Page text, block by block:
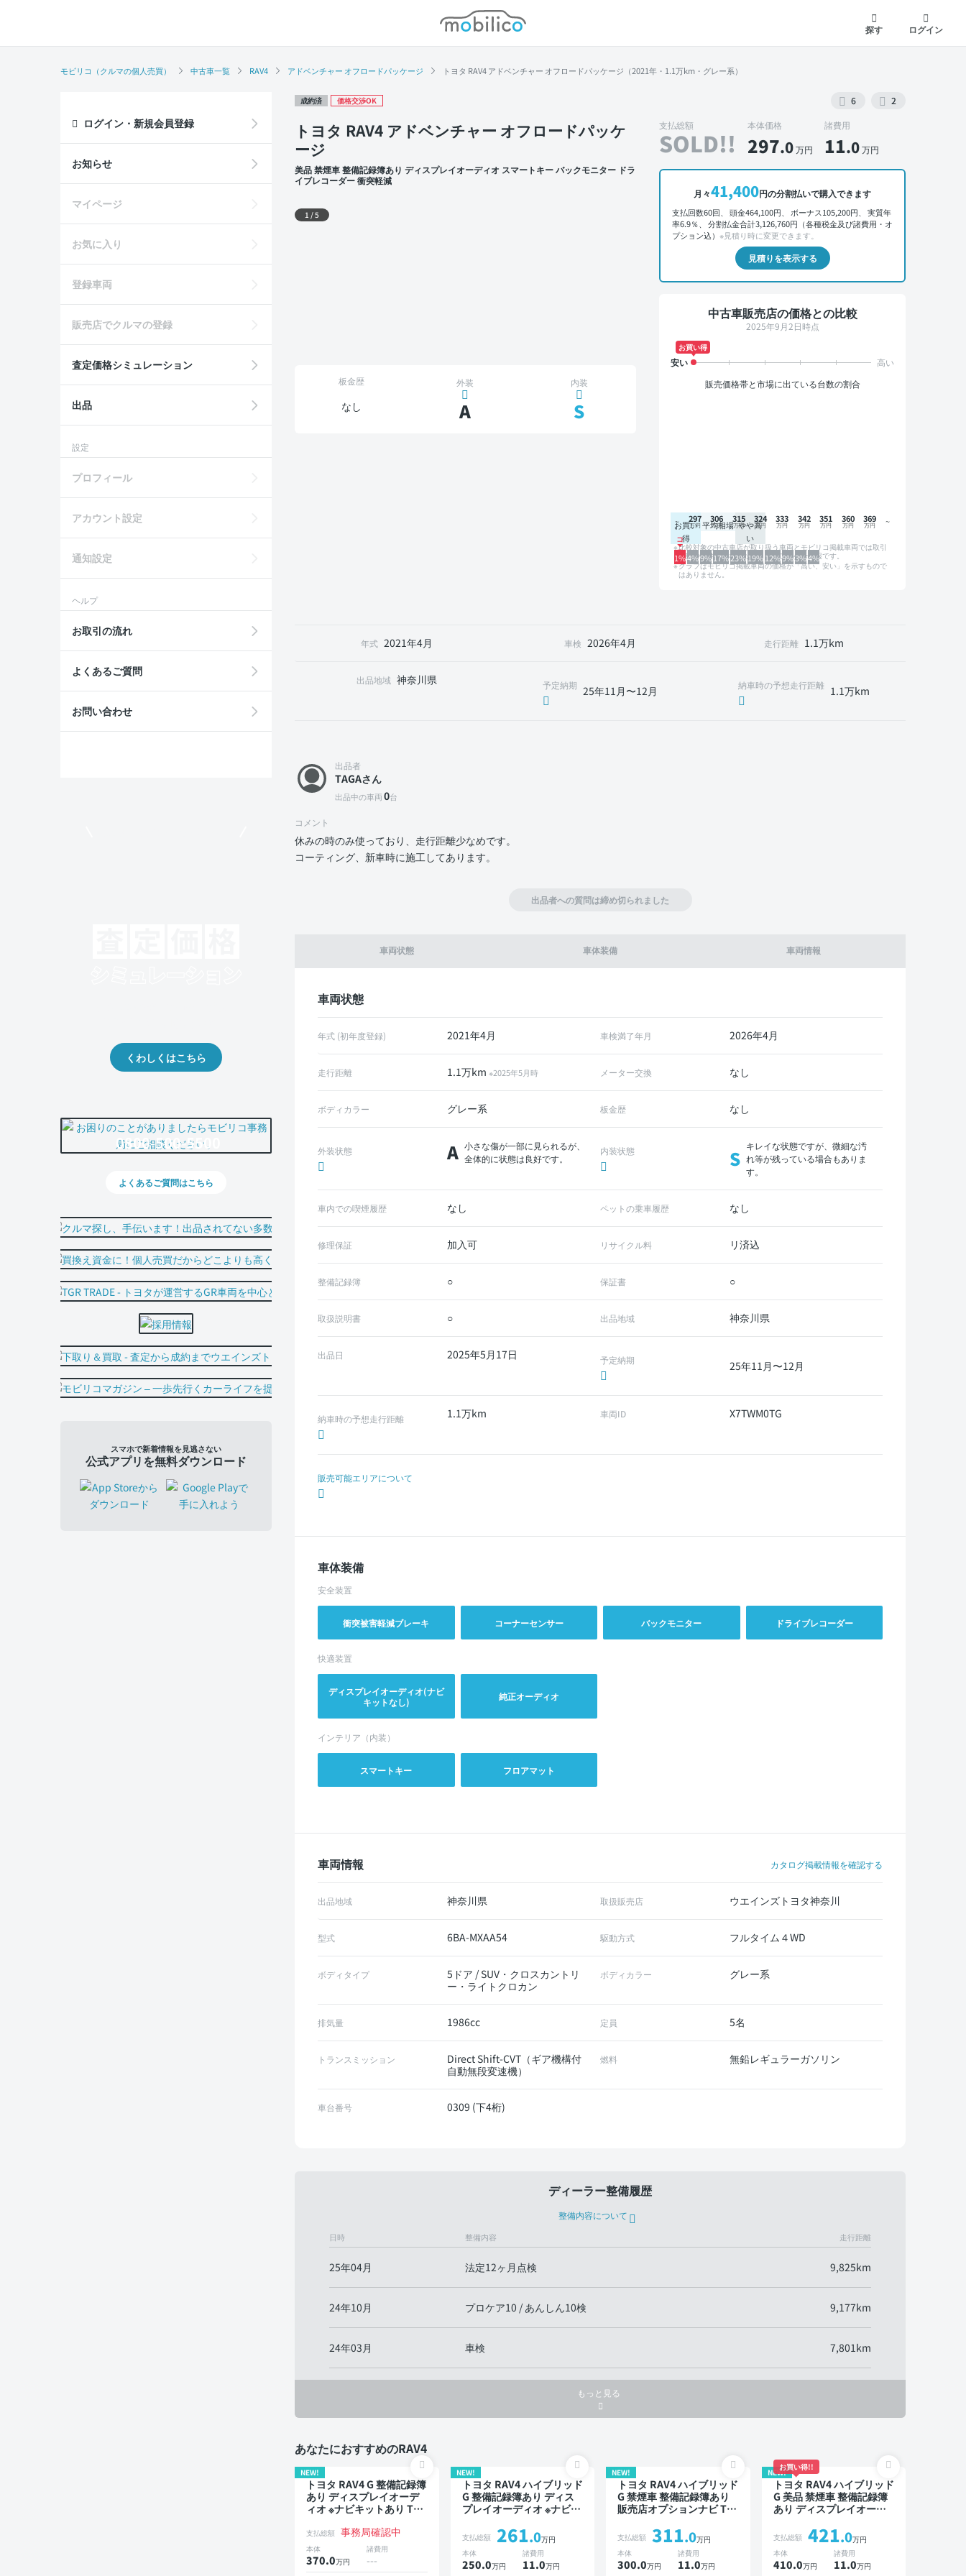
モビリコ
探す
ログイン
モビリコ（クルマの個人売買） 中古車一覧 RAV4 アドベンチャー オフロードパッケージ トヨタ RAV4 アドベンチャー オフロードパッケージ（2021年・1.1万km・グレー系）
成約済 価格交渉OK 6 2
トヨタ RAV4 アドベンチャー オフロードパッケ
ージ
美品 禁煙車 整備記録簿あり ディスプレイオーディオ スマートキー バックモニター ドラ
イブレコーダー 衝突軽減
外装 左前
1 /5
支払総額
SOLD!!
本体価格
297.0万円
諸費用
11.0万円
月々41,400円の分割払いで購入できます
支払回数60回、 頭金464,100円、 ボーナス105,200円、 実質年
率6.9％、 分割払金合計3,126,760円（各種税金及び諸費用・オ
プション込） ※見積り時に変更できます。
見積りを表示する
中古車販売店の価格との比較
2025年9月2日時点
お買い得
販売価格帯と市場に出ている台数の割合
お買い
得
平均相場 やや高
い
1%4%9%17%23%19%12%9%3%4%
297 306 315 324 333 342 351 360 369
比較対象の中古車店が取り扱う車両とモビリコ掲載車両では取引
形態や条件が異なるため、グラフは参考情報です。
グラフはモビリコ掲載車両の価格が「高い、安い」を示すもので
はありません。
板金歴
なし
外装
A
内装
S
年式 2021年4月 車検 2026年4月 走行距離 1.1万km
出品地域 神奈川県 予定納期 25年11月〜12月 納車時の予想走行距離 1.1万km
車両状態 車体装備 車両情報
車両状態
年式 (初年度登録) 2021年4月 車検満了年月 2026年4月
走行距離 1.1万km ※2025年5月時 メーター交換 なし
ボディカラー グレー系 板金歴 なし
外装状態 A 小さな傷が一部に見られるが、
全体的に状態は良好です。
内装状態 S
キレイな状態ですが、微細な汚
れ等が残っている場合もありま
す。
車内での喫煙履歴 なし ペットの乗車履歴 なし
修理保証 加入可 リサイクル料 リ済込
整備記録簿 ○ 保証書 ○
取扱説明書 ○ 出品地域 神奈川県
出品日 2025年5月17日 予定納期 25年11月〜12月
納車時の予想走行距離 1.1万km 車両ID X7TWM0TG
販売可能エリアについて
車体装備
安全装置
衝突被害軽減ブレーキ コーナーセンサー バックモニター ドライブレコーダー
快適装置
ディスプレイオーディオ(ナビ
キットなし)
純正オーディオ
インテリア（内装）
スマートキー フロアマット
車両情報 カタログ掲載情報を確認する
出品地域 神奈川県 取扱販売店 ウエインズトヨタ神奈川
型式 6BA-MXAA54 駆動方式 フルタイム４WD
ボディタイプ
5ドア / SUV・クロスカントリ
ー・ライトクロカン
ボディカラー グレー系
排気量 1986cc 定員 5名
トランスミッション
Direct Shift-CVT（ギア機構付
自動無段変速機）
燃料 無鉛レギュラーガソリン
車台番号 0309 (下4桁)
出品者
TAGAさん
出品中の車両0台
コメント
休みの時のみ使っており、走行距離少なめです。
コーティング、新車時に施工してあります。
出品者への質問は締め切られました
ディーラー整備履歴
整備内容について
日時 整備内容 走行距離
25年04月 法定12ヶ月点検 9,825km
24年10月 プロケア10 / あんしん10検 9,177km
24年03月 車検 7,801km
もっと見る
あなたにおすすめのRAV4
NEW!
トヨタ RAV4 G 整備記録簿
あり ディスプレイオーデ
ィオ ※ナビキットあり TV
ー オートクルーズ スマー
トキー ETC 電動バックド
ア バックモニター 全方位
カメラ ドライブレコーダ
支払総額 事務局確認中
本体
370.0万円
諸費用
---
NEW!
トヨタ RAV4 ハイブリッド
G 整備記録簿あり ディス
プレイオーディオ ※ナビキ
ットモニター オートクル
ーズ スマートキー ETC 電
動バックドア バックモニ
ター 全方位カメラ ドライ
支払総額 261.0万円
本体
250.0万円
諸費用
11.0万円
NEW!
トヨタ RAV4 ハイブリッド
G 禁煙車 整備記録簿あり
販売店オプションナビ TV
ー デジタルインナーミラ
ー オートクルーズ スマー
トキー ETC サンルーフ 電
動バックドア バックモニ
支払総額 311.0万円
本体
300.0万円
諸費用
11.0万円
NEW!
お買い得!!
トヨタ RAV4 ハイブリッド
G 美品 禁煙車 整備記録簿
あり ディスプレイオーデ
トモニター デジタルイン
ナーミラー オートクルー
ズ スマートキー ETC バッ
クモニター 全方位カメラ
支払総額 421.0万円
本体
410.0万円
諸費用
11.0万円
ログイン・新規会員登録
お知らせ
マイページ
お気に入り
登録車両
販売店でクルマの登録
査定価格シミュレーション
出品
設定
プロフィール
アカウント設定
通知設定
ヘルプ
お取引の流れ
よくあるご質問
お問い合わせ
くわしくはこちら
0800-500-5500
よくあるご質問はこちら
スマホで新着情報を見逃さない
公式アプリを無料ダウンロード